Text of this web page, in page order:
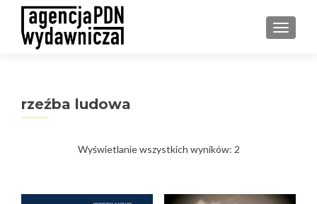
rzeźba ludowa
Wyświetlanie wszystkich wyników: 2Posortowane